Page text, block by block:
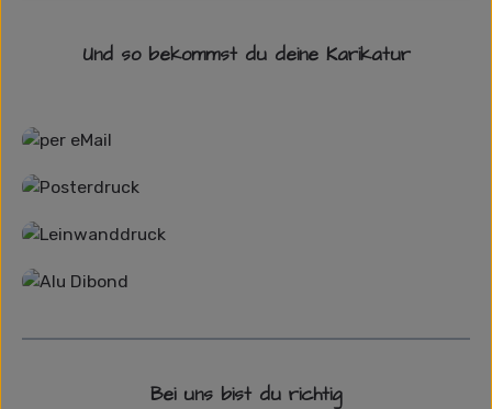
Und so bekommst du deine Karikatur
Bei uns bist du richtig